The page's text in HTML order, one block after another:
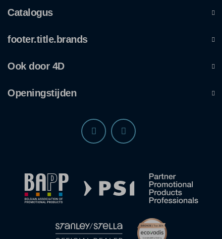
Catalogus
footer.title.brands
Ook door 4D
Openingstijden